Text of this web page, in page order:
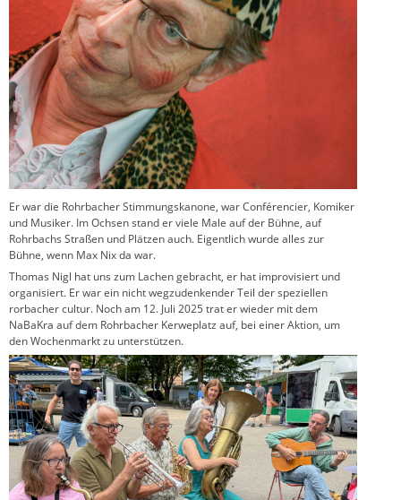
Er war die Rohrbacher Stimmungskanone, war Conférencier, Komiker
und Musiker. Im Ochsen stand er viele Male auf der Bühne, auf
Rohrbachs Straßen und Plätzen auch. Eigentlich wurde alles zur
Bühne, wenn Max Nix da war.
Thomas Nigl hat uns zum Lachen gebracht, er hat improvisiert und
organisiert. Er war ein nicht wegzudenkender Teil der speziellen
rorbacher cultur. Noch am 12. Juli 2025 trat er wieder mit dem
NaBaKra auf dem Rohrbacher Kerweplatz auf, bei einer Aktion, um
den Wochenmarkt zu unterstützen.